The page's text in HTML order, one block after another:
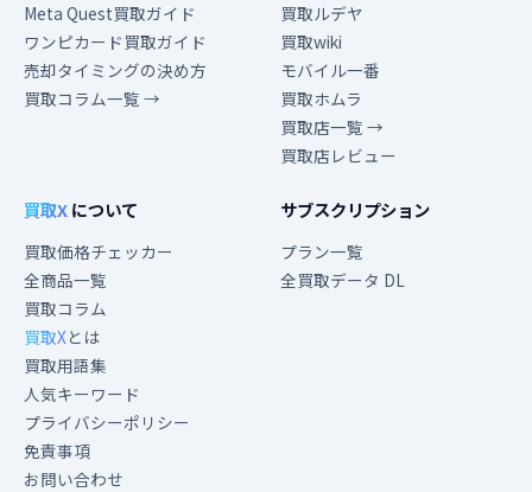
Meta Quest買取ガイド
ワンピカード買取ガイド
売却タイミングの決め方
買取コラム一覧 →
買取ルデヤ
買取wiki
モバイル一番
買取ホムラ
買取店一覧 →
買取店レビュー
買取Xについて
買取価格チェッカー
全商品一覧
買取コラム
買取Xとは
買取用語集
人気キーワード
プライバシーポリシー
免責事項
お問い合わせ
サブスクリプション
プラン一覧
全買取データ DL